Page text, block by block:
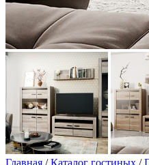
Главная /Каталог гостиных /